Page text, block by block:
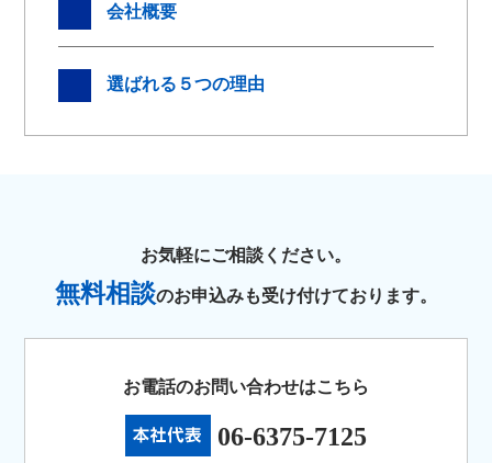
会社概要
選ばれる５つの理由
お気軽にご相談ください。
無料相談のお申込みも受け付けております。
お電話のお問い合わせはこちら
06-6375-7125